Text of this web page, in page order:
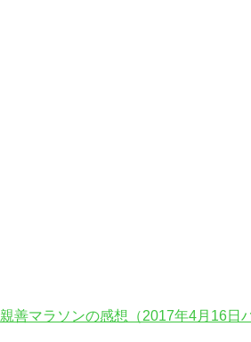
善マラソンの感想（2017年4月16日